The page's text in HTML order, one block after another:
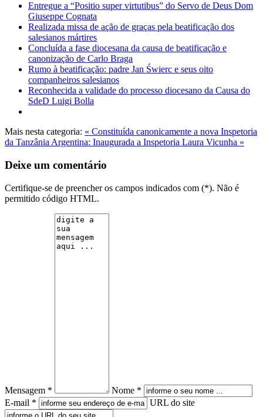
Entregue a “Positio super virtutibus” do Servo de Deus Dom
Giuseppe Cognata
Realizada missa de ação de graças pela beatificação dos
salesianos mártires
Concluída a fase diocesana da causa de beatificação e
canonização de Carlo Braga
Rumo à beatificação: padre Jan Świerc e seus oito
companheiros salesianos
Reconhecida a validade do processo diocesano da Causa do
SdeD Luigi Bolla
Mais nesta categoria: « Constituída canonicamente a nova Inspetoria
da Tanzânia Argentina: Inaugurada a Inspetoria Laura Vicunha »
Deixe um comentário
Certifique-se de preencher os campos indicados com (*). Não é
permitido código HTML.
Mensagem *
Nome *
E-mail *
URL do site